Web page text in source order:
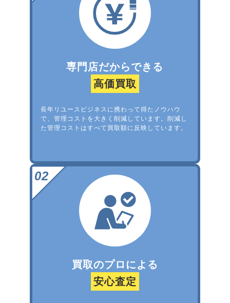
専門店だからできる
高価買取
長年リユースビジネスに携わって得たノウハウ
で、管理コストを大きく削減しています。削減し
た管理コストはすべて買取額に反映しています。
買取のプロによる
安心査定